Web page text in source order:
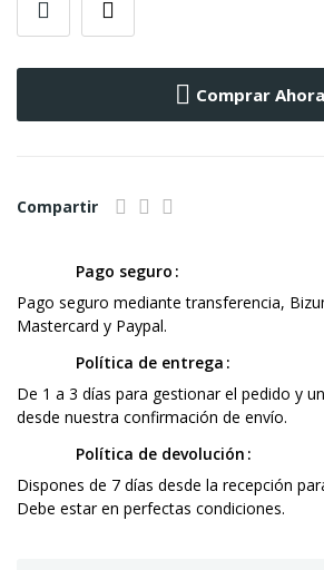
Comprar Ahora
Compartir
Pago seguro
Pago seguro mediante transferencia,
Mastercard y Paypal.
Política de entrega
De 1 a 3 días para gestionar el pedido y
desde nuestra confirmación de envío.
Política de devolución
Dispones de 7 días desde la recepción
Debe estar en perfectas condiciones.